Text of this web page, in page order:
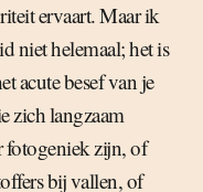
ervaart. Maar ik
niet helemaal; het is
acute besef van je
zich langzaam
zijn, of
bij vallen, of